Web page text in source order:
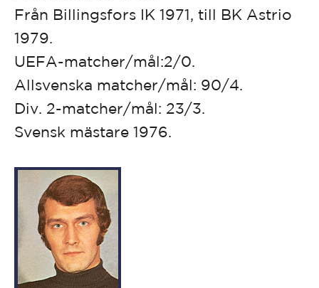
Från Billingsfors IK 1971, till BK Astrio
1979.
UEFA-matcher/mål:2/0.
Allsvenska matcher/mål: 90/4.
Div. 2-matcher/mål: 23/3.
Svensk mästare 1976.